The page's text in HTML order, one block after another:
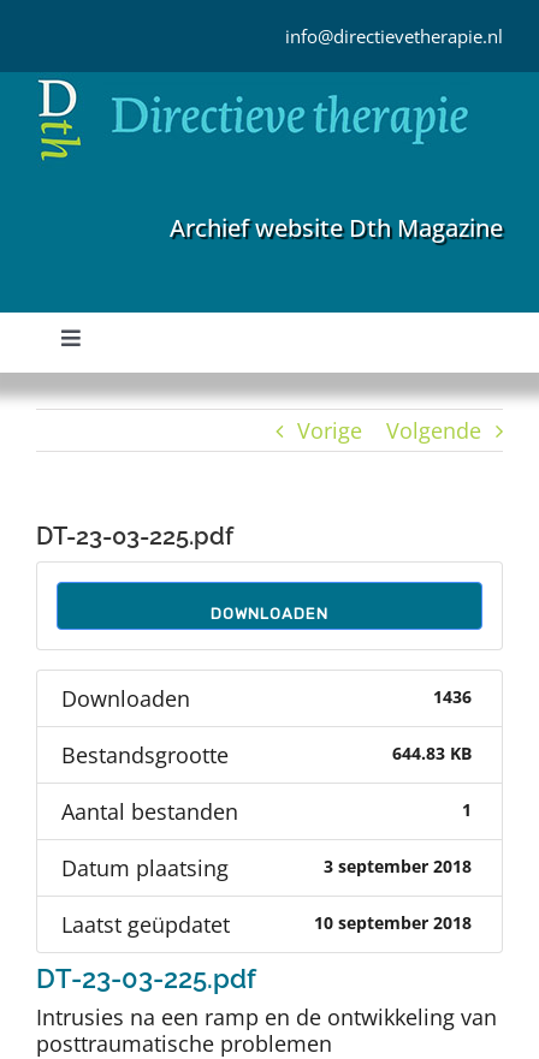
inhoud
info@directievetherapie.nl
Archief website Dth Magazine
Toggle
Navigation
Home
Auteurs
Over Dth
Contact
Vorige Volgende
DT-23-03-225.pdf
DOWNLOADEN
Downloaden 1436
Bestandsgrootte 644.83 KB
Aantal bestanden 1
Datum plaatsing 3 september 2018
Laatst geüpdatet 10 september 2018
DT-23-03-225.pdf
Intrusies na een ramp en de ontwikkeling van
posttraumatische problemen